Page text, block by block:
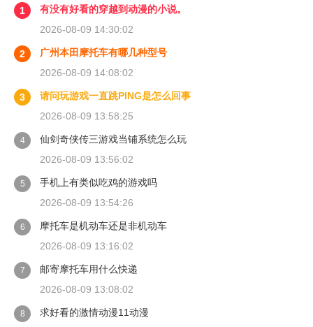
1
有没有好看的穿越到动漫的小说。
2026-08-09 14:30:02
2
广州本田摩托车有哪几种型号
2026-08-09 14:08:02
3
请问玩游戏一直跳PING是怎么回事
2026-08-09 13:58:25
4
仙剑奇侠传三游戏当铺系统怎么玩
2026-08-09 13:56:02
5
手机上有类似吃鸡的游戏吗
2026-08-09 13:54:26
6
摩托车是机动车还是非机动车
2026-08-09 13:16:02
7
邮寄摩托车用什么快递
2026-08-09 13:08:02
8 求好看的激情动漫11动漫